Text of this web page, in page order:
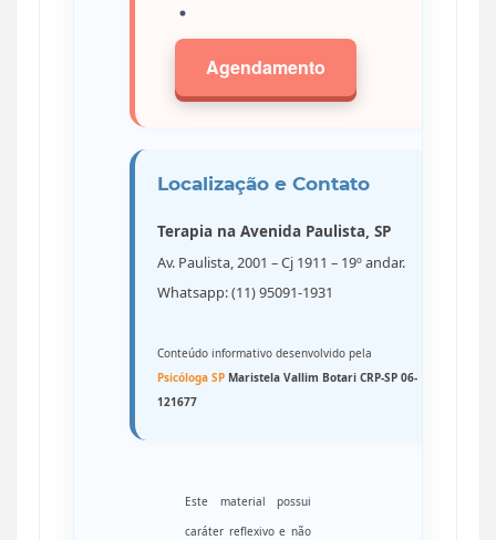
Agendamento
Localização e Contato
Terapia na Avenida Paulista, SP
Av. Paulista, 2001 – Cj 1911 – 19º andar.
Whatsapp: (11) 95091-1931
Conteúdo informativo desenvolvido pela
Psicóloga SP Maristela Vallim Botari CRP-SP 06-
121677
Este material possui
caráter reflexivo e não